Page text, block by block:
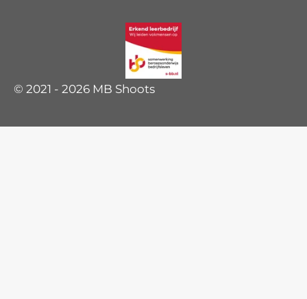
© 2021 - 2026 MB Shoots